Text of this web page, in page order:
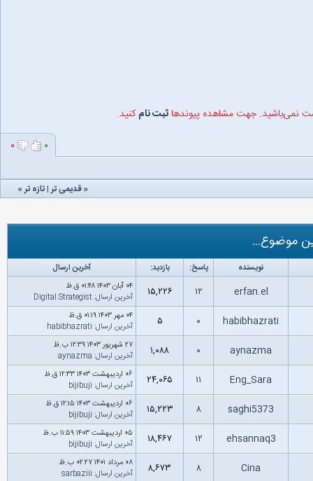
نمی‌باشید. جهت مشاهده پیوندها ثبت نامکنید.
۰ ۰
«قدیمی تر|تازه‌ تر»
موضوع...
نویسنده پاسخ: بازدید: آخرین ارسال
erfan.el ۱۲ ۱۵,۲۲۶
۰۴ آبان ۱۴۰۳ ۰۱:۴۸ ق.ظ
آخرین ارسال:
Digital.Strategist
habibhazrati ۰ ۵
۰۴ مهر ۱۴۰۳ ۰۱:۱۹ ق.ظ
آخرین ارسال:
habibhazrati
aynazma ۰ ۱,۰۸۸
۲۷ شهریور ۱۴۰۳ ۱۲:۳۹ ب.ظ
آخرین ارسال:
aynazma
Eng_Sara ۱۱ ۲۴,۰۶۵
۰۶ اردیبهشت ۱۴۰۳ ۱۲:۳۳ ق.ظ
آخرین ارسال:
bijibuji
saghi5373 ۸ ۱۵,۲۲۳
۰۶ اردیبهشت ۱۴۰۳ ۱۲:۱۵ ق.ظ
آخرین ارسال:
bijibuji
ehsannaq3 ۱۲ ۱۸,۴۶۷
۰۵ اردیبهشت ۱۴۰۳ ۱۱:۵۹ ب.ظ
آخرین ارسال:
bijibuji
Cina ۸ ۸,۶۷۳
۰۸ مرداد ۱۴۰۱ ۰۲:۲۷ ب.ظ
آخرین ارسال:
sarbaziii